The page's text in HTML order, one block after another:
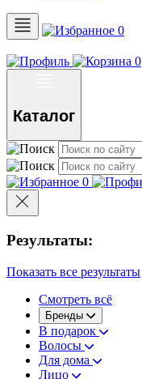
0
0
Каталог
0
Результаты:
Показать все результаты
Смотреть всё
Бренды
В подарок
Волосы
Для дома
Лицо